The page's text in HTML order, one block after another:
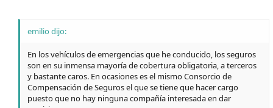
emilio dijo:
En los vehículos de emergencias que he conducido, los seguros
son en su inmensa mayoría de cobertura obligatoria, a terceros
y bastante caros. En ocasiones es el mismo Consorcio de
Compensación de Seguros el que se tiene que hacer cargo
puesto que no hay ninguna compañía interesada en dar